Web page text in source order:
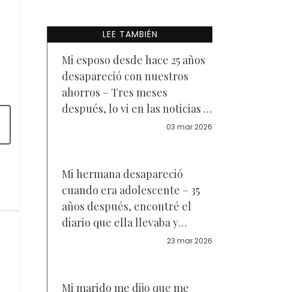
LEE TAMBIÉN
Mi esposo desde hace 25 años
desapareció con nuestros
ahorros – Tres meses
después, lo vi en las noticias y
03 mar 2026
Mi hermana desapareció
cuando era adolescente – 35
años después, encontré el
diario que ella llevaba y
finalmente entendí lo que
23 mar 2026
Mi marido me dijo que me